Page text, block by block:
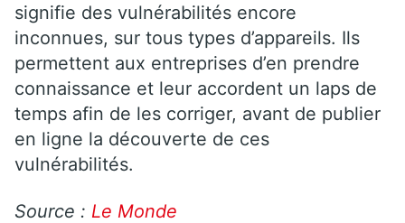
signifie des vulnérabilités encore
inconnues, sur tous types d’appareils. Ils
permettent aux entreprises d’en prendre
connaissance et leur accordent un laps de
temps afin de les corriger, avant de publier
en ligne la découverte de ces
vulnérabilités.
Source : Le Monde